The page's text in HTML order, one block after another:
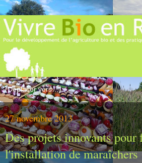
27 novembre 2013
Des projets innovants
l'installation de maraîchers